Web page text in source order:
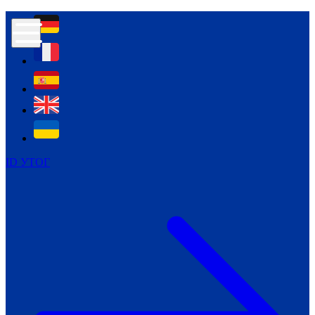
ID УТОГ
Контур психологічної безпеки глухих
Всеукраїнський пісенний
челендж «Україно, ти є!»
Молодіжний челендж «Жестова
мова для мене – це…»
Репортажі спеціальних та
інклюзивних начальних закладів